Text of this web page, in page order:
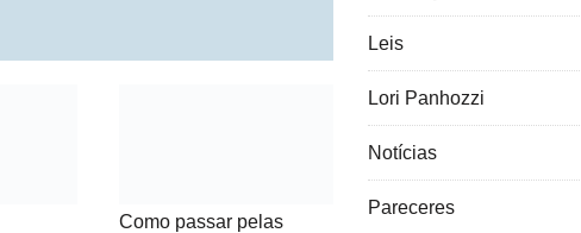
Como passar pelas
Leis
Lori Panhozzi
Notícias
Pareceres